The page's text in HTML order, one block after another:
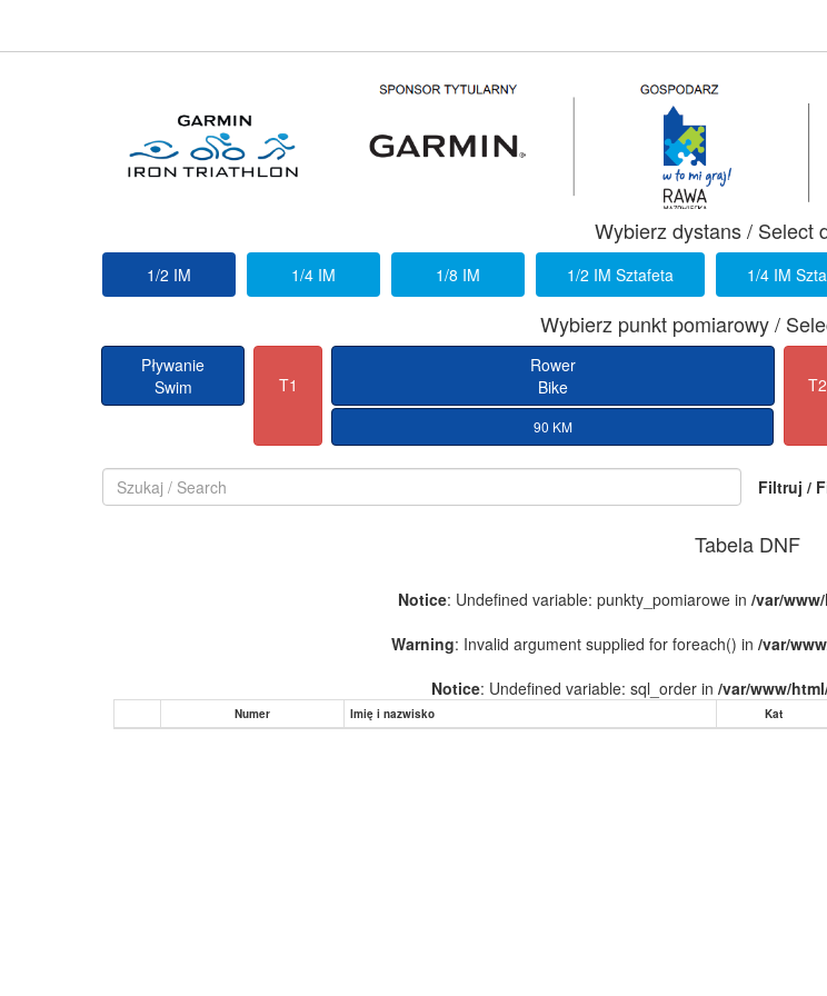
Wybierz dystans / Select
1/2 IM 1/4 IM 1/8 IM 1/2 IM Sztafeta 1/4 IM
Wybierz punkt pomiarowy /
Pływanie
Swim
T1
Rower
Bike
90 KM
T2
Filtruj /
Tabela DNF
Notice: Undefined variable: punkty_pomiarowe in /var/
Warning: Invalid argument supplied for foreach() in /var/
Notice: Undefined variable: sql_order in /var/www/
Numer Imię i nazwisko Kat